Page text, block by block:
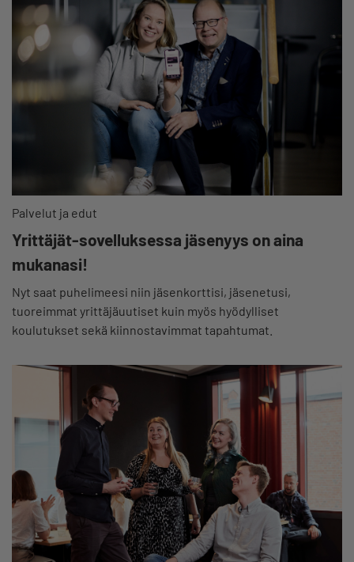
Palvelut ja edut
Yrittäjät-sovelluksessa jäsenyys on aina
mukanasi!
Nyt saat puhelimeesi niin jäsenkorttisi, jäsenetusi,
tuoreimmat yrittäjäuutiset kuin myös hyödylliset
koulutukset sekä kiinnostavimmat tapahtumat.